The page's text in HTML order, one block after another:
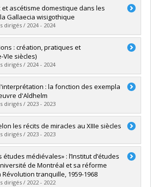
Mongrain, Rosalie
:Ph. D.
dans Papyrus
ascétisme domestique dans les
Gallaecia wisigothique
/ 2024 - 2024
Kevin
:M.A.
dans Papyrus
: création, pratiques et
VIe siècles)
/ 2024 - 2024
Béatrice
:M.A.
dans Papyrus
: la fonction des exempla
d'Aldhelm
/ 2023 - 2023
Virginie
:M.A.
dans Papyrus
les récits de miracles au XIIIe siècles
/ 2023 - 2023
Carolane
:M.A.
dans Papyrus
études médiévales» : l’Institut d’études
de Montréal et sa réforme
tranquille, 1959-1968
/ 2022 - 2022